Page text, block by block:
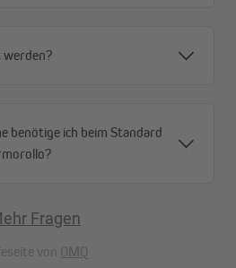
ohne Bohren – per Klemmen
werden?
benötige ich beim Standard
Fragen
von OMQ